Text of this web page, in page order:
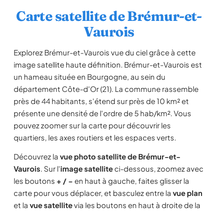
Carte satellite de Brémur-et-
Vaurois
Explorez Brémur-et-Vaurois vue du ciel grâce à cette
image satellite haute définition. Brémur-et-Vaurois est
un hameau située en Bourgogne, au sein du
département Côte-d'Or (21). La commune rassemble
près de 44 habitants, s'étend sur près de 10 km² et
présente une densité de l'ordre de 5 hab/km². Vous
pouvez zoomer sur la carte pour découvrir les
quartiers, les axes routiers et les espaces verts.
Découvrez la vue photo satellite de Brémur-et-
Vaurois. Sur l'image satelliteci-dessous, zoomez avec
les boutons + / − en haut à gauche, faites glisser la
carte pour vous déplacer, et basculez entre la vue plan
et la vue satellitevia les boutons en haut à droite de la